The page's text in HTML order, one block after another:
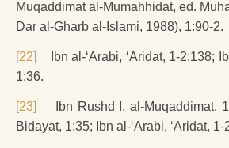
Muqaddimat al-Mumahhidat, ed.
Dar al-Gharb al-Islami, 1988), 1:90-2.
[22]
Ibn al-‘Arabi, ‘Aridat, 1-2:138;
1:36.
[23]
Ibn Rushd I, al-Muqaddimat,
Bidayat, 1:35; Ibn al-‘Arabi, ‘Aridat, 1-